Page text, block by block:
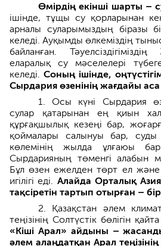
Өмірдің екінші шарты –
ішінде, тұщы су қорларынан
арналы суларымыздың біразы
келеді. Ауқымды өлкеміздің
байланған.
еларалық су мәселелері
келеді. Соның ішінде,
Сырдария өзенінің жағдайы аса
1. Осы күні Сырдария
сулар қатарынан ең қиын
құрғақшылық кезеңі бар,
қоймалары салынуы бар, суды
көлемінің жылда ұлғаюы
Сырдарияның төменгі алабын
Бұл өзен ежелден төрт ел және
игілігі еді. Алайда Орталық Азия
тақсіретін тартып отырған –
2. Қазақстан әлем
теңізінің Солтүстік бөлігін
«Кіші Арал» айдыны –
әлем алаңдатқан Арал